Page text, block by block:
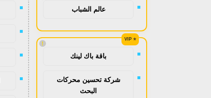
عالم الشباب
!
باقة باك لينك
شركة تحسين محركات
البحث